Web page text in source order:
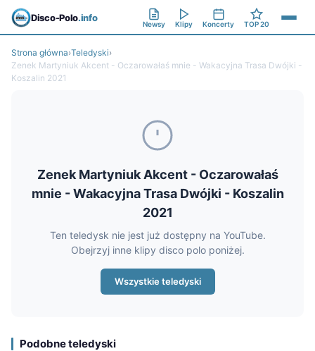
Disco-Polo.info
Newsy Klipy Koncerty TOP 20
Strona główna›Teledyski›
Zenek Martyniuk Akcent - Oczarowałaś mnie - Wakacyjna Trasa Dwójki -
Koszalin 2021
Zenek Martyniuk Akcent - Oczarowałaś
mnie - Wakacyjna Trasa Dwójki - Koszalin
2021
Ten teledysk nie jest już dostępny na YouTube.
Obejrzyj inne klipy disco polo poniżej.
Wszystkie teledyski
Podobne teledyski